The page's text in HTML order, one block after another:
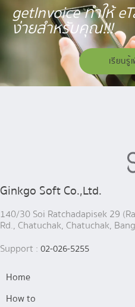
getInvoice ทำให้
ง่ายสำหรับคุณ!!!
เรียนรู้
Ginkgo Soft Co.,Ltd.
140/30 Soi Ratchadapisek 29
Rd., Chatuchak, Chatuchak,
Support : 02-026-5255
Home
How to